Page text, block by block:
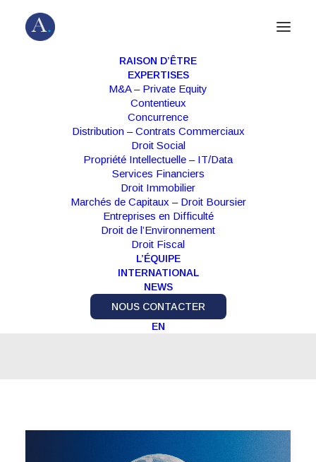
RAISON D’ÊTRE
EXPERTISES
M&A – Private Equity
Contentieux
Concurrence
Distribution – Contrats Commerciaux
Droit Social
Propriété Intellectuelle – IT/Data
Services Financiers
Droit Immobilier
Marchés de Capitaux – Droit Boursier
Entreprises en Difficulté
Droit de l’Environnement
Droit Fiscal
L’ÉQUIPE
INTERNATIONAL
NEWS
NOUS CONTACTER
EN
Mois : juin 2019